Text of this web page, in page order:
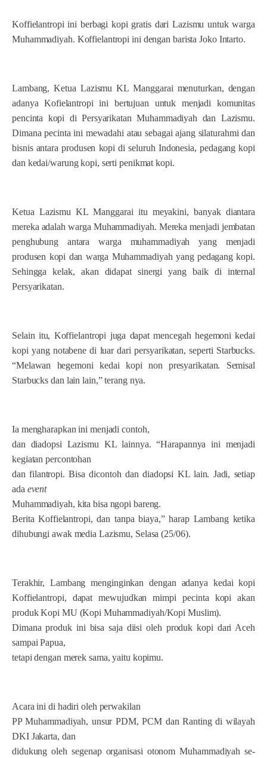
Koffielantropi ini berbagi kopi gratis dari Lazismu untuk warga
Muhammadiyah. Koffielantropi ini dengan barista Joko Intarto.
Lambang, Ketua Lazismu KL Manggarai menuturkan, dengan
adanya Kofielantropi ini bertujuan untuk menjadi komunitas
pencinta kopi di Persyarikatan Muhammadiyah dan Lazismu.
Dimana pecinta ini mewadahi atau sebagai ajang silaturahmi dan
bisnis antara produsen kopi di seluruh Indonesia, pedagang kopi
dan kedai/warung kopi, serti penikmat kopi.
Ketua Lazismu KL Manggarai itu meyakini, banyak diantara
mereka adalah warga Muhammadiyah. Mereka menjadi jembatan
penghubung antara warga muhammadiyah yang menjadi
produsen kopi dan warga Muhammadiyah yang pedagang kopi.
Sehingga kelak, akan didapat sinergi yang baik di internal
Persyarikatan.
Selain itu, Koffielantropi juga dapat mencegah hegemoni kedai
kopi yang notabene di luar dari persyarikatan, seperti Starbucks.
“Melawan hegemoni kedai kopi non presyarikatan. Semisal
Starbucks dan lain lain,” terang nya.
Ia mengharapkan ini menjadi contoh,
dan diadopsi Lazismu KL lainnya. “Harapannya ini menjadi
kegiatan percontohan
dan filantropi. Bisa dicontoh dan diadopsi KL lain. Jadi, setiap
ada event
Muhammadiyah, kita bisa ngopi bareng.
Berita Koffielantropi, dan tanpa biaya,” harap Lambang ketika
dihubungi awak media Lazismu, Selasa (25/06).
Terakhir, Lambang menginginkan dengan adanya kedai kopi
Koffielantropi, dapat mewujudkan mimpi pecinta kopi akan
produk Kopi MU (Kopi Muhammadiyah/Kopi Muslim).
Dimana produk ini bisa saja diisi oleh produk kopi dari Aceh
sampai Papua,
tetapi dengan merek sama, yaitu kopimu.
Acara ini di hadiri oleh perwakilan
PP Muhammadiyah, unsur PDM, PCM dan Ranting di wilayah
DKI Jakarta, dan
didukung oleh segenap organisasi otonom Muhammadiyah se-